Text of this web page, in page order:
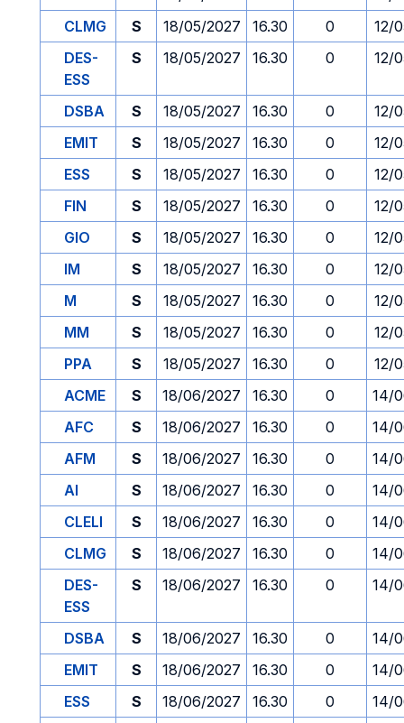
CLMG
S 18/05/2027 16.30 0
12/
DES-
ESS
S 18/05/2027 16.30 0 12/
DSBA S 18/05/2027 16.30 0
12/
EMIT
S 18/05/2027 16.30 0
12/
ESS
S 18/05/2027 16.30 0
12/
FIN
S 18/05/2027 16.30 0
12/
GIO
S 18/05/2027 16.30 0
12/
IM
S 18/05/2027 16.30 0
12/
M
S 18/05/2027 16.30 0
12/
MM
S 18/05/2027 16.30 0
12/
PPA
S 18/05/2027 16.30 0
12/
ACME
S 18/06/2027 16.30 0
14/
AFC
S 18/06/2027 16.30 0
14/
AFM
S 18/06/2027 16.30 0
14/
AI
S 18/06/2027 16.30 0
14/
CLELI
S 18/06/2027 16.30 0
14/
CLMG
S 18/06/2027 16.30 0
14/
DES-
ESS
S 18/06/2027 16.30 0 14/
DSBA S 18/06/2027 16.30 0
14/
EMIT
S 18/06/2027 16.30 0
14/
ESS
S 18/06/2027 16.30 0
14/